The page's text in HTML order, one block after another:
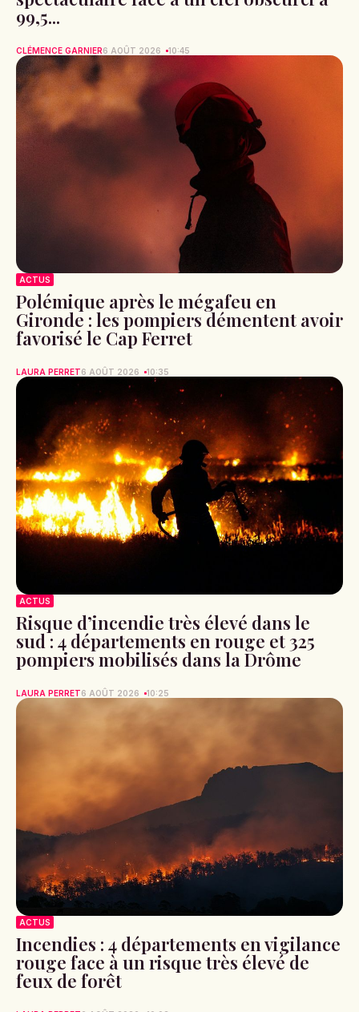
99,5...
CLÉMENCE GARNIER6 AOÛT 2026 10:45
ACTUS
Polémique après le mégafeu en
Gironde : les pompiers démentent avoir
favorisé le Cap Ferret
LAURA PERRET6 AOÛT 2026 10:35
ACTUS
Risque d’incendie très élevé dans le
sud : 4 départements en rouge et 325
pompiers mobilisés dans la Drôme
LAURA PERRET6 AOÛT 2026 10:25
ACTUS
Incendies : 4 départements en vigilance
rouge face à un risque très élevé de
feux de forêt